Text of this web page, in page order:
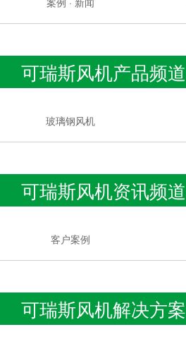
可瑞斯风机产品频道
玻璃钢风机
可瑞斯风机资讯频道
客户案例
可瑞斯风机解决方案